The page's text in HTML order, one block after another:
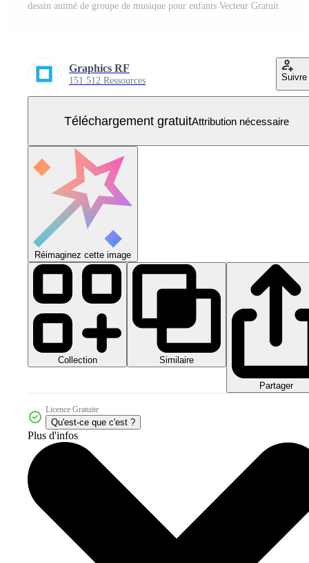
dessin animé de groupe de musique pour enfants Vecteur Gratuit
Graphics RF
151 512 Ressources Suivre
Téléchargement gratuitAttribution nécessaire
Réimaginez cette image
Collection Similaire
Partager
Licence Gratuite
Qu'est-ce que c'est ?
Plus d'infos